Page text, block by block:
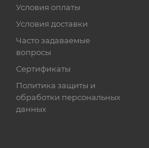
Условия оплаты
Условия доставки
Часто задаваемые
вопросы
Сертификаты
Политика защиты и
обработки персональных
данных